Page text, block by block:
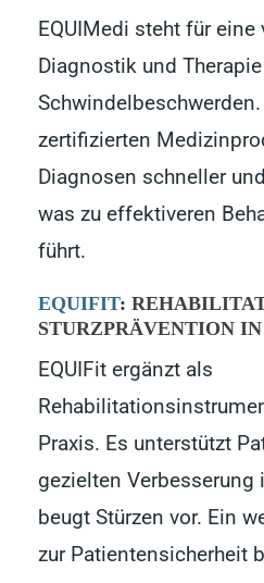
EQUIMedi steht für eine
Diagnostik und
zertifizierten
Diagnosen schneller
was zu effektiveren
führt.
EQUIFIT:
STURZPRÄVENTION
EQUIFit ergänzt als
Praxis. Es unterstützt
gezielten
beugt Stürzen vor. Ein
zur Patientensicherheit